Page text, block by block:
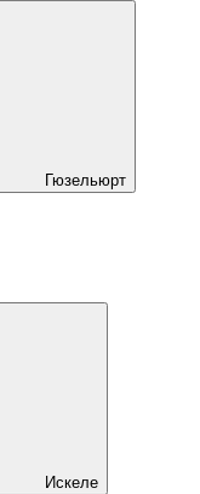
Гюзельюрт
Искеле